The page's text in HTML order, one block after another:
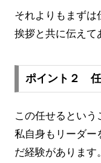
それよりもまずは
挨拶と共に伝えて
ポイント２
この任せるという
私自身もリーダー
だ経験があります。